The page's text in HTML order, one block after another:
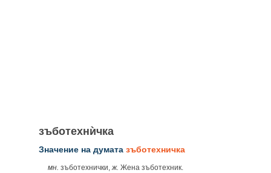
зъботехнѝчка
Значение на думата зъботехничка
мн. зъботехнички,ж. Жена зъботехник.